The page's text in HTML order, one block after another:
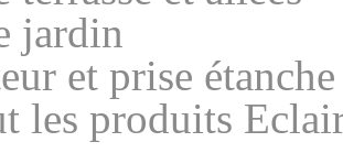
jardin
et prise étanche